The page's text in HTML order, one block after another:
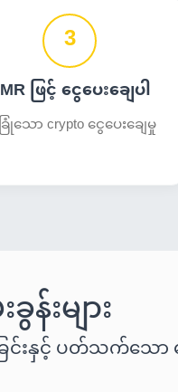
3
ဖြင့် ငွေပေးချေပါ
သော crypto ငွေပေးချေမှု
န်းများ
းနှင့် ပတ်သက်သော မေ